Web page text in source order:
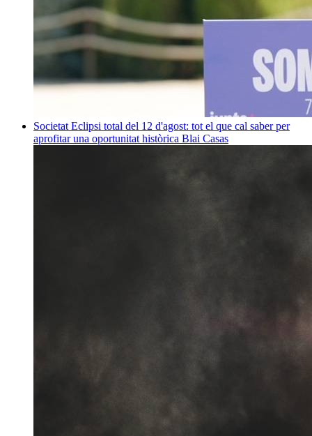
Societat Eclipsi total del 12 d'agost: tot el que cal saber per
aprofitar una oportunitat històrica Blai Casas